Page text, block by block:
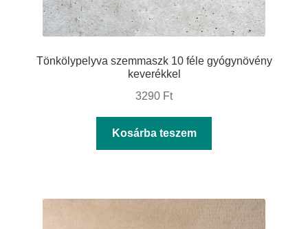
Tönkölypelyva szemmaszk 10 féle gyógynövény
keverékkel
3290 Ft
Kosárba teszem